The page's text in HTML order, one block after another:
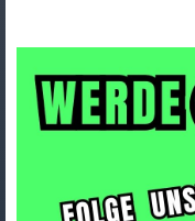
ARTIKEL FILTERN